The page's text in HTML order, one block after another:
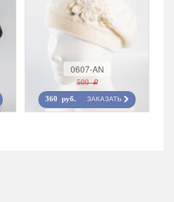
0607-AN
500 r
360 руб. ЗАКАЗАТЬ